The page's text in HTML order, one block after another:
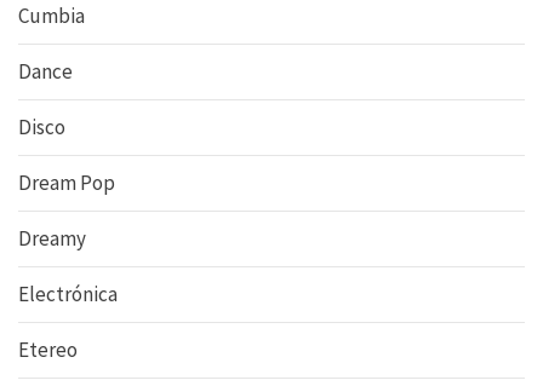
Cumbia
Dance
Disco
Dream Pop
Dreamy
Electrónica
Etereo